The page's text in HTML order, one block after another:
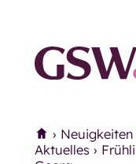
Haus
Therapie
Home
›
Aktuelles ›